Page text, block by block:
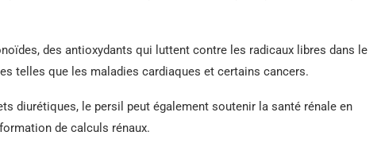
des antioxydants qui luttent contre les radicaux libres dans le
telles que les maladies cardiaques et certains cancers.
diurétiques, le persil peut également soutenir la santé rénale en
de calculs rénaux.